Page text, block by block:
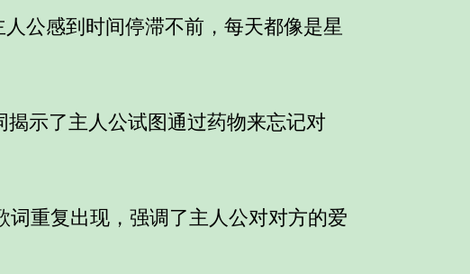
人公感到时间停滞不前，每天都像是星
揭示了主人公试图通过药物来忘记对
词重复出现，强调了主人公对对方的爱